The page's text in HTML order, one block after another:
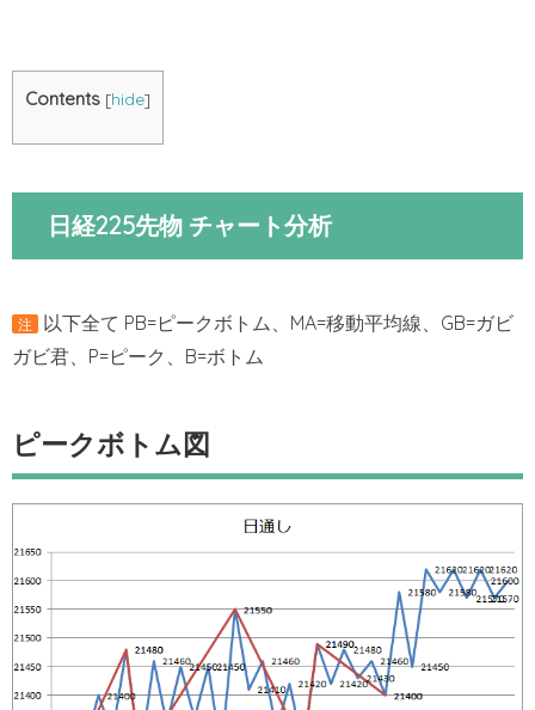
Contents [hide]
日経225先物 チャート分析
注
以下全て PB=ピークボトム、MA=移動平均線、GB=ガビ
ガビ君、P=ピーク、B=ボトム
ピークボトム図